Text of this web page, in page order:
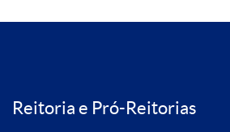
Reitoria e Pró-Reitorias